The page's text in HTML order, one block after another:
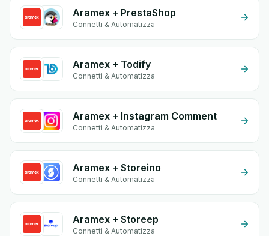
Aramex + PrestaShop
Connetti & Automatizza
Aramex + Todify
Connetti & Automatizza
Aramex + Instagram Comment
Connetti & Automatizza
Aramex + Storeino
Connetti & Automatizza
Aramex + Storeep
Connetti & Automatizza